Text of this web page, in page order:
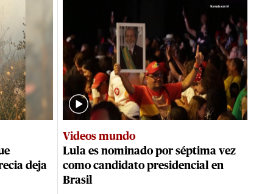
deja
Videos mundo
Lula es nominado por séptima vez
como candidato presidencial en
Brasil